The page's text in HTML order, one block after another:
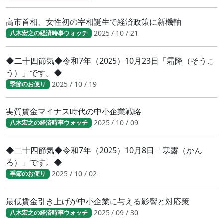
高市首相、女性初の宰相誕生で経済政策に新機軸
八木宏之の経済時事ウォッチ 2025 / 10 / 21
◆二十四節気◆令和7年（2025）10月23日「霜降（そうこ
う）」です。◆
季節のお便り 2025 / 10 / 19
実質賃金マイナス時代の中小企業戦略
八木宏之の経済時事ウォッチ 2025 / 10 / 09
◆二十四節気◆令和7年（2025）10月8日「寒露（かん
ろ）」です。◆
季節のお便り 2025 / 10 / 02
最低賃金引き上げが中小企業に与える影響と対応策
八木宏之の経済時事ウォッチ 2025 / 09 / 30